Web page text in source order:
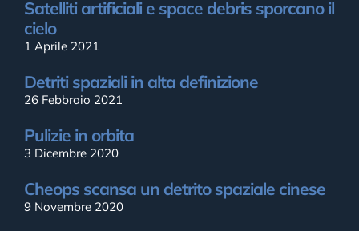
Satelliti artificiali e space debris sporcano il
cielo
1 Aprile 2021
Detriti spaziali in alta definizione
26 Febbraio 2021
Pulizie in orbita
3 Dicembre 2020
Cheops scansa un detrito spaziale cinese
9 Novembre 2020